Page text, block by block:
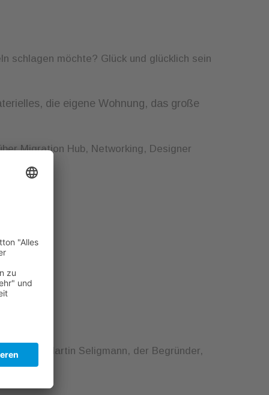
schlagen möchte? Glück und glücklich sein
die eigene Wohnung, das große
Migration Hub, Networking, Designer
Martin Seligmann, der Begründer,